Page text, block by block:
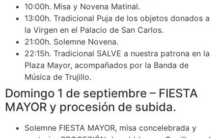
10:00h. Misa y Novena Matinal.
13:00h. Tradicional Puja de los objetos donados a
la Virgen en el Palacio de San Carlos.
21:00h. Solemne Novena.
22:15h. Tradicional SALVE a nuestra patrona en la
Plaza Mayor, acompañados por la Banda de
Música de Trujillo.
Domingo 1 de septiembre – FIESTA
MAYOR y procesión de subida.
Solemne FIESTA MAYOR, misa concelebrada y